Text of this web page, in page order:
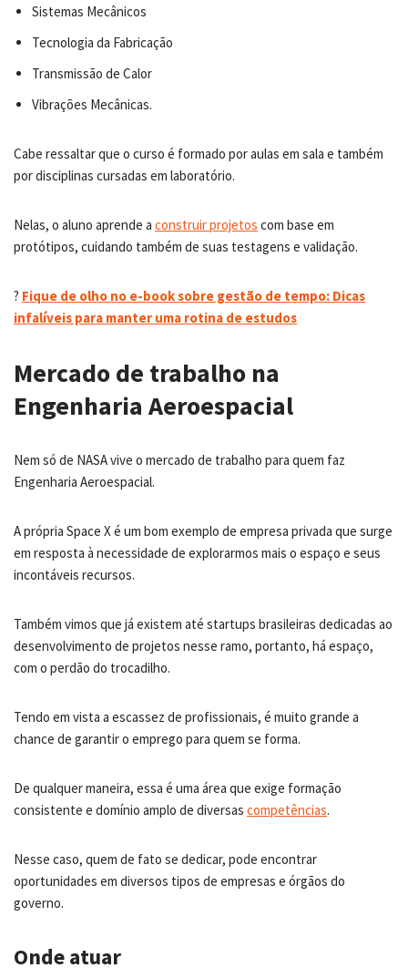
Sistemas Mecânicos
Tecnologia da Fabricação
Transmissão de Calor
Vibrações Mecânicas.
Cabe ressaltar que o curso é formado por aulas em sala e também
por disciplinas cursadas em laboratório.
Nelas, o aluno aprende a construir projetos com base em
protótipos, cuidando também de suas testagens e validação.
? Fique de olho no e-book sobre gestão de tempo: Dicas
infalíveis para manter uma rotina de estudos
Mercado de trabalho na
Engenharia Aeroespacial
Nem só de NASA vive o mercado de trabalho para quem faz
Engenharia Aeroespacial.
A própria Space X é um bom exemplo de empresa privada que surge
em resposta à necessidade de explorarmos mais o espaço e seus
incontáveis recursos.
Também vimos que já existem até startups brasileiras dedicadas ao
desenvolvimento de projetos nesse ramo, portanto, há espaço,
com o perdão do trocadilho.
Tendo em vista a escassez de profissionais, é muito grande a
chance de garantir o emprego para quem se forma.
De qualquer maneira, essa é uma área que exige formação
consistente e domínio amplo de diversas competências.
Nesse caso, quem de fato se dedicar, pode encontrar
oportunidades em diversos tipos de empresas e órgãos do
governo.
Onde atuar